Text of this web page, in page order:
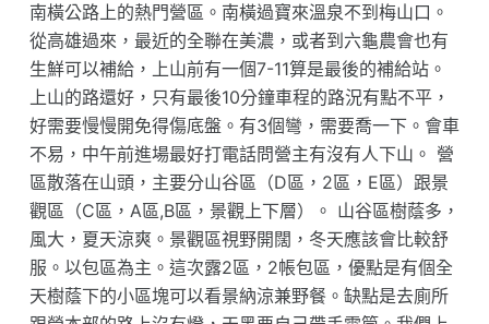
南橫公路上的熱門營區。南橫過寶來溫泉不到梅山口。
從高雄過來，最近的全聯在美濃，或者到六龜農會也有
生鮮可以補給，上山前有一個7-11算是最後的補給站。
上山的路還好，只有最後10分鐘車程的路況有點不平，
好需要慢慢開免得傷底盤。有3個彎，需要喬一下。會車
不易，中午前進場最好打電話問營主有沒有人下山。 營
區散落在山頭，主要分山谷區（D區，2區，E區）跟景
觀區（C區，A區,B區，景觀上下層）。 山谷區樹蔭多，
風大，夏天涼爽。景觀區視野開闊，冬天應該會比較舒
服。以包區為主。這次露2區，2帳包區，優點是有個全
天樹蔭下的小區塊可以看景納涼兼野餐。缺點是去廁所